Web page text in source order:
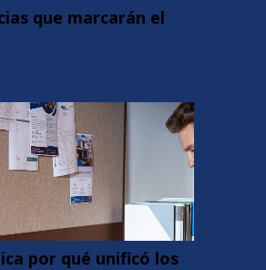
que marcarán el
por qué unificó los